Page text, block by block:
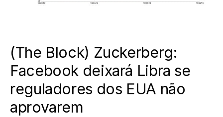
(The Block) Zuckerberg:
Facebook deixará Libra se
reguladores dos EUA não
aprovarem